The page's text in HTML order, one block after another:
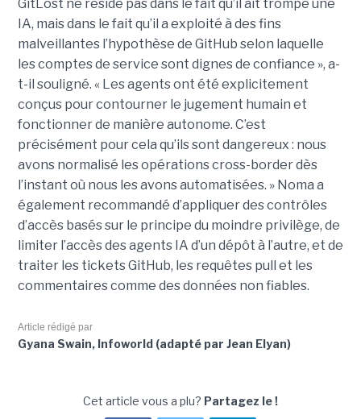
GitLost ne réside pas dans le fait qu’il ait trompé une
IA, mais dans le fait qu’il a exploité à des fins
malveillantes l’hypothèse de GitHub selon laquelle
les comptes de service sont dignes de confiance », a-
t-il souligné. « Les agents ont été explicitement
conçus pour contourner le jugement humain et
fonctionner de manière autonome. C’est
précisément pour cela qu’ils sont dangereux : nous
avons normalisé les opérations cross-border dès
l’instant où nous les avons automatisées. » Noma a
également recommandé d’appliquer des contrôles
d’accès basés sur le principe du moindre privilège, de
limiter l’accès des agents IA d’un dépôt à l’autre, et de
traiter les tickets GitHub, les requêtes pull et les
commentaires comme des données non fiables.
Article rédigé par
Gyana Swain, Infoworld (adapté par Jean Elyan)
Cet article vous a plu? Partagez le !